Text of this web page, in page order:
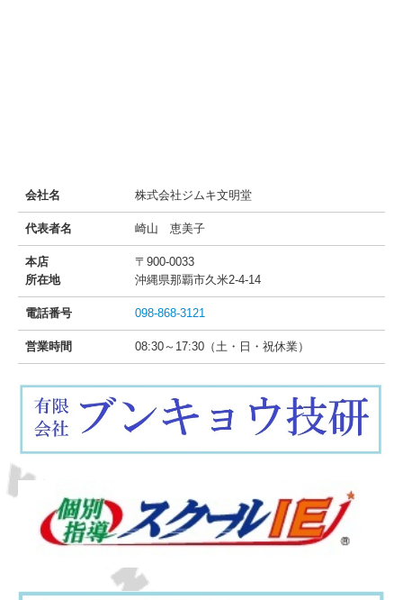
会社名 株式会社ジムキ文明堂
代表者名 崎山 恵美子
本店
所在地
〒900-0033
沖縄県那覇市久米2-4-14
電話番号 098-868-3121
営業時間 08:30～17:30（土・日・祝休業）